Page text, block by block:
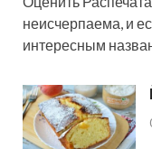
неисчерпаема, и
интересным